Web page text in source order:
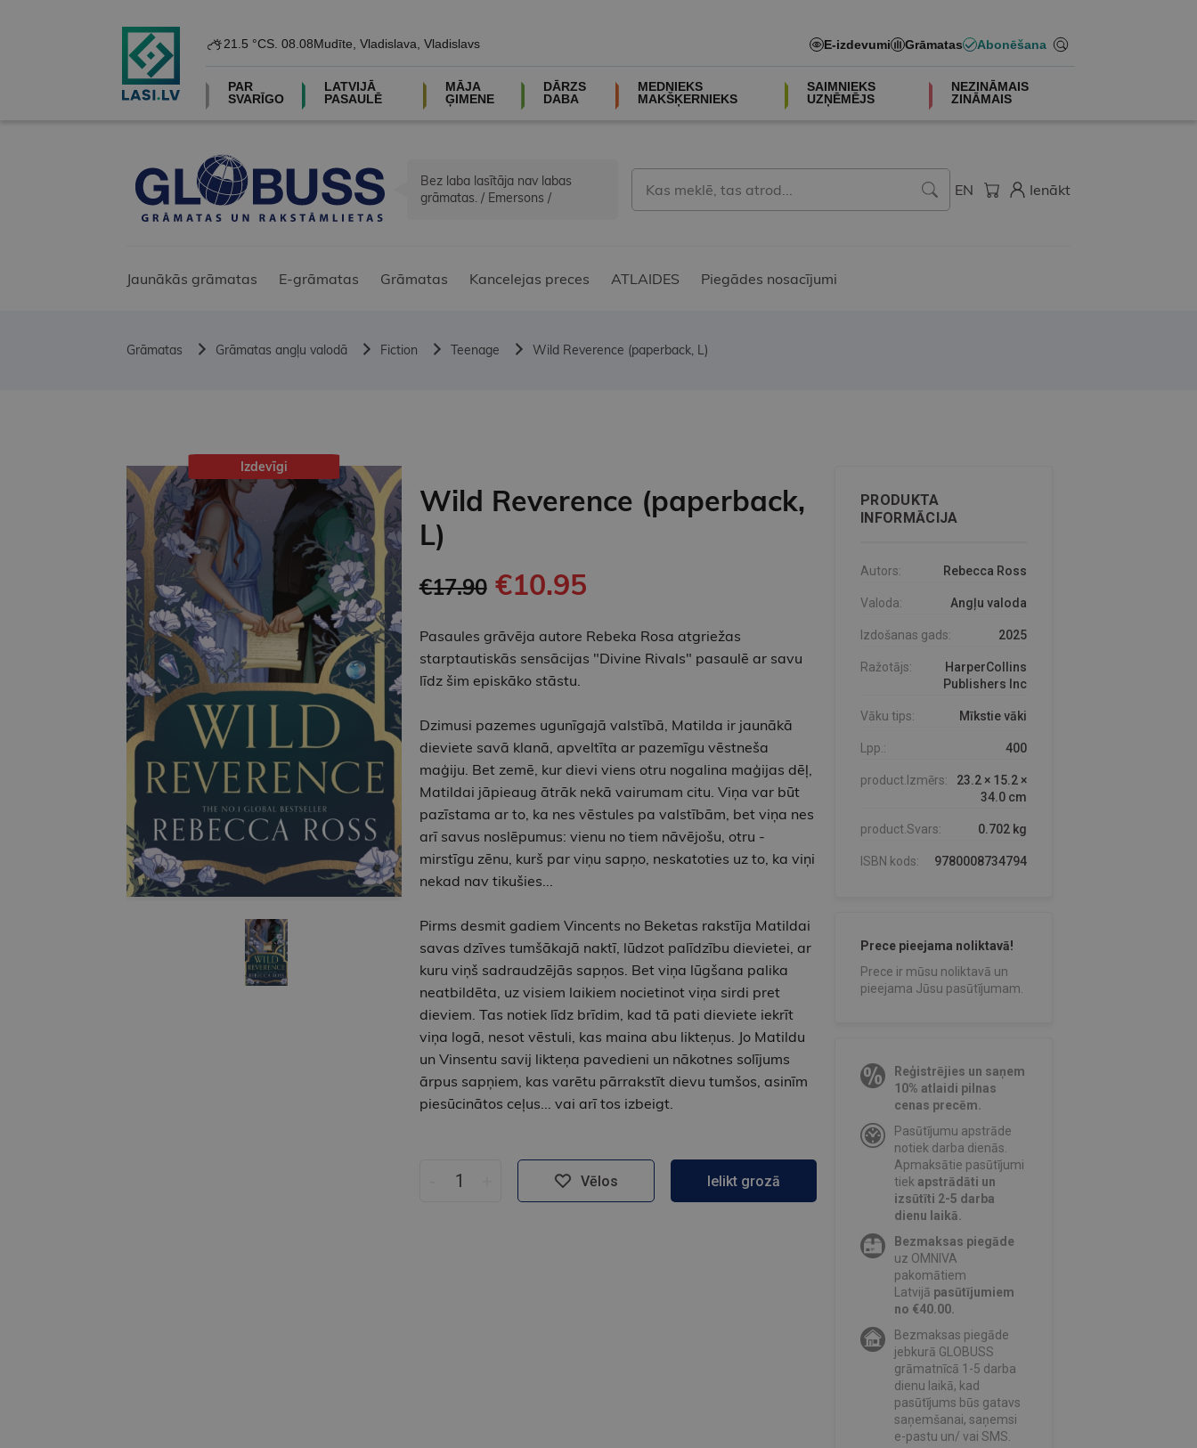
21.5 °CS. 08.08Mudīte, Vladislava, Vladislavs E-izdevumi Grāmatas Abonēšana
PAR
SVARĪGO
LATVIJĀ
PASAULĒ
MĀJA
ĢIMENE
DĀRZS
DABA
MEDNIEKS
MAKŠĶERNIEKS
SAIMNIEKS
UZŅĒMĒJS
NEZINĀMAIS
ZINĀMAIS
Bez laba lasītāja nav labas
grāmatas. / Emersons /
EN Ienākt
Jaunākās grāmatas E-grāmatas Grāmatas Kancelejas preces ATLAIDES Piegādes nosacījumi
Grāmatas Grāmatas angļu valodā Fiction Teenage Wild Reverence (paperback, L)
Izdevīgi
Wild Reverence (paperback,
L)
€17.90€10.95
Pasaules grāvēja autore Rebeka Rosa atgriežas
starptautiskās sensācijas "Divine Rivals" pasaulē ar savu
līdz šim episkāko stāstu.
Dzimusi pazemes ugunīgajā valstībā, Matilda ir jaunākā
dieviete savā klanā, apveltīta ar pazemīgu vēstneša
maģiju. Bet zemē, kur dievi viens otru nogalina maģijas dēļ,
Matildai jāpieaug ātrāk nekā vairumam citu. Viņa var būt
pazīstama ar to, ka nes vēstules pa valstībām, bet viņa nes
arī savus noslēpumus: vienu no tiem nāvējošu, otru -
mirstīgu zēnu, kurš par viņu sapņo, neskatoties uz to, ka viņi
nekad nav tikušies...
Pirms desmit gadiem Vincents no Beketas rakstīja Matildai
savas dzīves tumšākajā naktī, lūdzot palīdzību dievietei, ar
kuru viņš sadraudzējās sapņos. Bet viņa lūgšana palika
neatbildēta, uz visiem laikiem nocietinot viņa sirdi pret
dieviem. Tas notiek līdz brīdim, kad tā pati dieviete iekrīt
viņa logā, nesot vēstuli, kas maina abu likteņus. Jo Matildu
un Vinsentu savij likteņa pavedieni un nākotnes solījums
ārpus sapņiem, kas varētu pārrakstīt dievu tumšos, asinīm
piesūcinātos ceļus... vai arī tos izbeigt.
Vēlos Ielikt grozā
PRODUKTA
INFORMĀCIJA
Autors: Rebecca Ross
Valoda: Angļu valoda
Izdošanas gads: 2025
Ražotājs:
HarperCollins
Publishers Inc
Vāku tips: Mīkstie vāki
Lpp.: 400
product.Izmērs:
23.2 × 15.2 ×
34.0 cm
product.Svars: 0.702 kg
ISBN kods: 9780008734794
Prece pieejama noliktavā!
Prece ir mūsu noliktavā un
pieejama Jūsu pasūtījumam.
Reģistrējies un saņem
10% atlaidi pilnas
cenas precēm.
Pasūtījumu apstrāde
notiek darba dienās.
Apmaksātie pasūtījumi
tiekapstrādāti un
izsūtīti 2-5 darba
dienu laikā.
Bezmaksas piegāde
uz OMNIVA
pakomātiem
Latvijā pasūtījumiem
no €40.00.
Bezmaksas piegāde
jebkurā GLOBUSS
grāmatnīcā 1-5 darba
dienu laikā, kad
pasūtījums būs gatavs
saņemšanai, saņemsi
e-pastu un/ vai SMS.